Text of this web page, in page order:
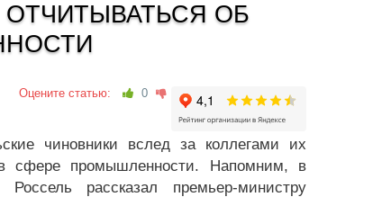
ОБ
Оцените статью: 0
чиновники вслед за коллегами их
в сфере промышленности. Напомним, в
рассказал премьер-министру